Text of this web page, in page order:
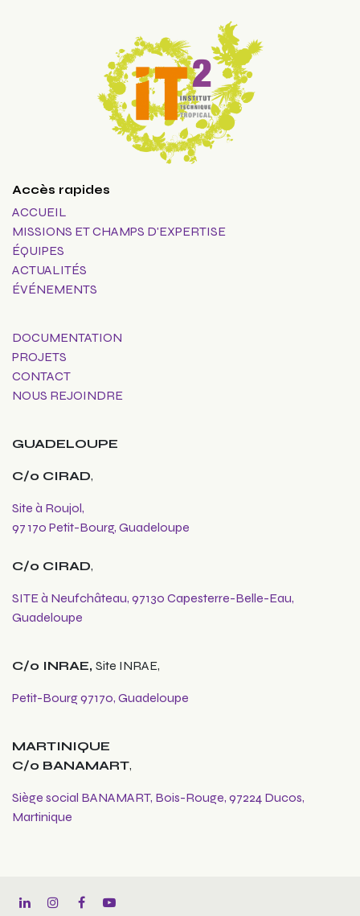
C/o INRAE, Site INRAE,
Petit-Bourg 97170, Guadeloupe
Accès rapides
ACCUEIL
MISSIONS ET CHAMPS D'EXPERTISE
ÉQUIPES
ACTUALITÉS
ÉVÉNEMENTS
DOCUMENTATION
PROJETS
CONTACT
NOUS REJOINDRE
GUADELOUPE
C/o CIRAD,
Site à Roujol,
97 170 Petit-Bourg, Guadeloupe
C/o CIRAD,
SITE à Neufchâteau, 97130 Capesterre-Belle-Eau,
Guadeloupe
MARTINIQUE
C/o BANAMART,
Siège social BANAMART, Bois-Rouge, 97224 Ducos,
Martinique